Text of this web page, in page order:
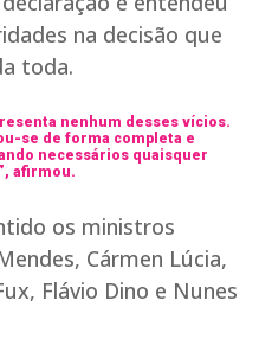
na decisão que
toda.
nenhum desses vícios.
se de forma completa e
necessários quaisquer
afirmou.
os ministros
Cármen Lúcia,
Flávio Dino e Nunes